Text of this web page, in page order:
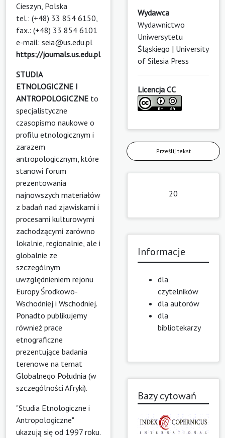
Cieszyn, Polska
tel.: (+48) 33 854 6150,
fax.: (+48) 33 854 6101
e-mail: seia@us.edu.pl
https://journals.us.edu.pl
STUDIA
ETNOLOGICZNE I
ANTROPOLOGICZNE to
specjalistyczne
czasopismo naukowe o
profilu etnologicznym i
zarazem
antropologicznym, które
stanowi forum
prezentowania
najnowszych materiałów
z badań nad zjawiskami i
procesami kulturowymi
zachodzącymi zarówno
lokalnie, regionalnie, ale i
globalnie ze
szczególnym
uwzględnieniem rejonu
Europy Środkowo-
Wschodniej i Wschodniej.
Ponadto publikujemy
również prace
etnograficzne
prezentujące badania
terenowe na temat
Globalnego Południa (w
szczególności Afryki).
"Studia Etnologiczne i
Antropologiczne"
ukazują się od 1997 roku.
Wydawca
Wydawnictwo
Uniwersytetu
Śląskiego | University
of Silesia Press
Licencja CC
Prześlij tekst
20
Informacje
dla
czytelników
dla autorów
dla
bibliotekarzy
Bazy cytowań